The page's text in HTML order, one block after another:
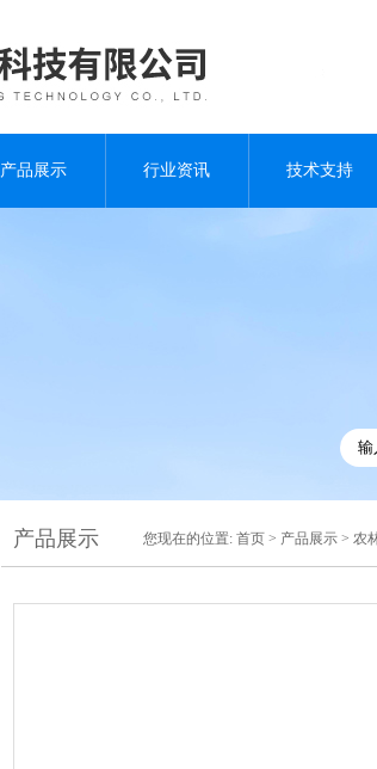
产品展示 行业资讯 技术支持
产品展示 您现在的位置: 首页 > 产品展示 > 农